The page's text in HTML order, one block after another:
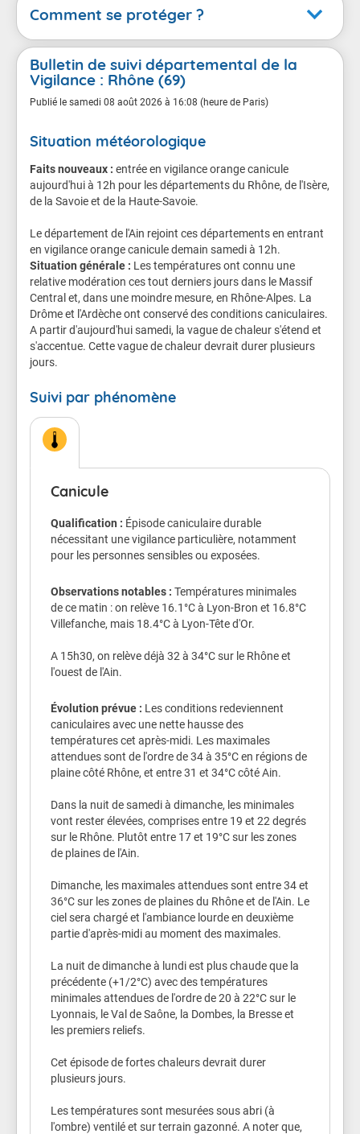
Comment se protéger ?
Canicule
En cas de vigilance orange
Chacun d'entre nous est menacé, même les sujets en
bonne santé.
Le danger est plus grand pour les personnes âgées,
troubles de la santé mentale, les personnes qui
prennent régulièrement des médicaments, et les
personnes isolées.
Chez les sportifs et les personnes qui travaillent
dehors, attention à la déshydratation et au coup de
chaleur.
Les symptômes d'un coup de chaleur sont : une fièvre
des maux de tête, des nausées, une somnolence, une
Conseils de comportement
Buvez de l'eau plusieurs fois par jour
Continuez à manger normalement.
Mouillez vous le corps plusieurs fois par jour à
ou en prenant des douches ou des bains
tièdes.
Ne sortez pas aux heures les plus chaudes.
Si vous devez sortir portez un chapeau et des
vêtements légers.
Essayez de vous rendre dans un endroit frais
physique et les gestes barrière.
Limitez vos activités physiques et sportives.
Pendant la journée, fermez volets, rideaux et
fenêtres. Aérez la nuit.
Si vous avez des personnes âgées, souffrant
entourage, prenez de leurs nouvelles ou
rendez leur visite. Accompagnez-les dans un
endroit frais.
En cas de malaise ou de troubles du
Si vous avez besoin d’aide appelez la mairie.
Pour en savoir plus, consultez le
sitehttps://sante.gouv.fr/
Bulletin de suivi départemental de la
Vigilance : Rhône (69)
Publié le samedi 08 août 2026 à 16:08 (heure de Paris)
Situation météorologique
Faits nouveaux : entrée en vigilance orange canicule
aujourd'hui à 12h pour les départements du Rhône, de l'Isère,
de la Savoie et de la Haute-Savoie.
Le département de l'Ain rejoint ces départements en entrant
en vigilance orange canicule demain samedi à 12h.
Situation générale : Les températures ont connu une
relative modération ces tout derniers jours dans le Massif
Central et, dans une moindre mesure, en Rhône-Alpes. La
Drôme et l'Ardèche ont conservé des conditions caniculaires.
A partir d'aujourd'hui samedi, la vague de chaleur s'étend et
s'accentue. Cette vague de chaleur devrait durer plusieurs
jours.
Suivi par phénomène
Canicule
Qualification : Épisode caniculaire durable
nécessitant une vigilance particulière, notamment
pour les personnes sensibles ou exposées.
Observations notables : Températures minimales
de ce matin : on relève 16.1°C à Lyon-Bron et 16.8°C
Villefanche, mais 18.4°C à Lyon-Tête d'Or.
A 15h30, on relève déjà 32 à 34°C sur le Rhône et
l'ouest de l'Ain.
Évolution prévue : Les conditions redeviennent
caniculaires avec une nette hausse des
températures cet après-midi. Les maximales
attendues sont de l'ordre de 34 à 35°C en régions de
plaine côté Rhône, et entre 31 et 34°C côté Ain.
Dans la nuit de samedi à dimanche, les minimales
vont rester élevées, comprises entre 19 et 22 degrés
sur le Rhône. Plutôt entre 17 et 19°C sur les zones
de plaines de l'Ain.
Dimanche, les maximales attendues sont entre 34 et
36°C sur les zones de plaines du Rhône et de l'Ain. Le
ciel sera chargé et l'ambiance lourde en deuxième
partie d'après-midi au moment des maximales.
La nuit de dimanche à lundi est plus chaude que la
précédente (+1/2°C) avec des températures
minimales attendues de l'ordre de 20 à 22°C sur le
Lyonnais, le Val de Saône, la Dombes, la Bresse et
les premiers reliefs.
Cet épisode de fortes chaleurs devrait durer
plusieurs jours.
Les températures sont mesurées sous abri (à
l'ombre) ventilé et sur terrain gazonné. A noter que,